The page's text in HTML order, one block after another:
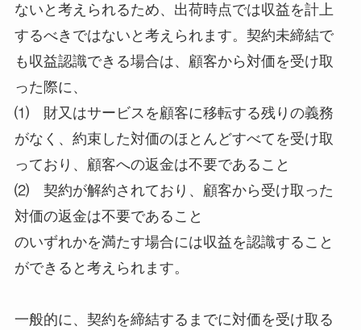
ないと考えられるため、出荷時点では収益を計上
するべきではないと考えられます。契約未締結で
も収益認識できる場合は、顧客から対価を受け取
った際に、
⑴ 財又はサービスを顧客に移転する残りの義務
がなく、約束した対価のほとんどすべてを受け取
っており、顧客への返金は不要であること
⑵ 契約が解約されており、顧客から受け取った
対価の返金は不要であること
のいずれかを満たす場合には収益を認識すること
ができると考えられます。
一般的に、契約を締結するまでに対価を受け取る